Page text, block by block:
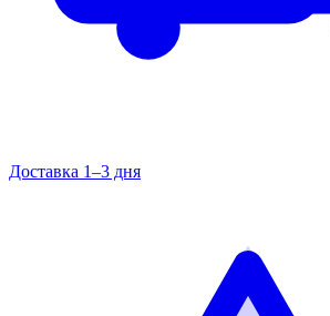
Доставка 1–3 дня